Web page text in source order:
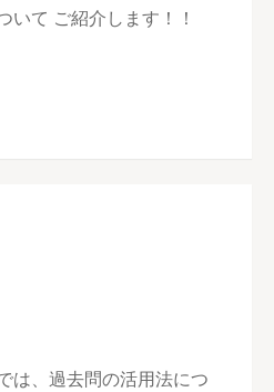
いて ご紹介します！！
は、過去問の活用法につ